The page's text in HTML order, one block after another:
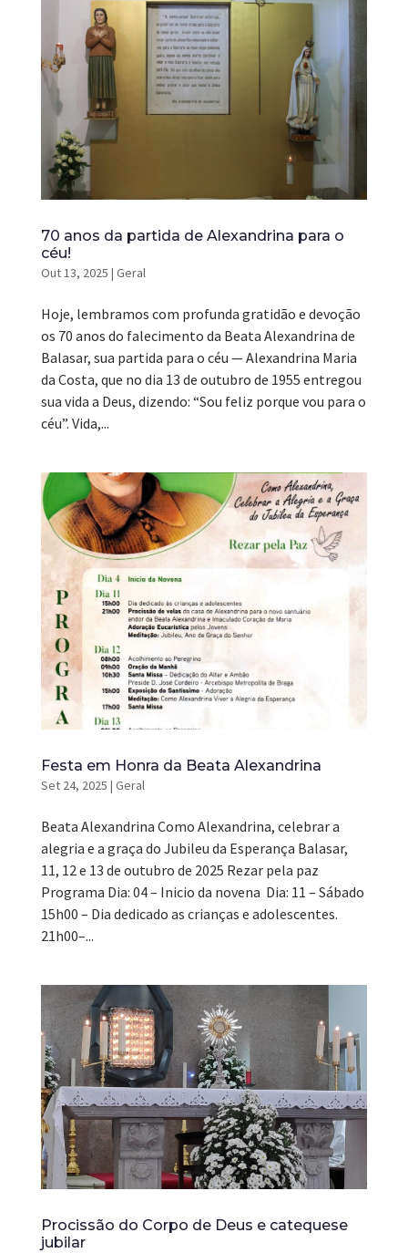
70 anos da partida de Alexandrina para o
céu!
Out 13, 2025 | Geral
Hoje, lembramos com profunda gratidão e devoção
os 70 anos do falecimento da Beata Alexandrina de
Balasar, sua partida para o céu — Alexandrina Maria
da Costa, que no dia 13 de outubro de 1955 entregou
sua vida a Deus, dizendo: “Sou feliz porque vou para o
céu”. Vida,...
Festa em Honra da Beata Alexandrina
Set 24, 2025 | Geral
Beata Alexandrina Como Alexandrina, celebrar a
alegria e a graça do Jubileu da Esperança Balasar,
11, 12 e 13 de outubro de 2025 Rezar pela paz
Programa Dia: 04 – Inicio da novena Dia: 11 – Sábado
15h00 – Dia dedicado as crianças e adolescentes.
21h00–...
Procissão do Corpo de Deus e catequese
jubilar